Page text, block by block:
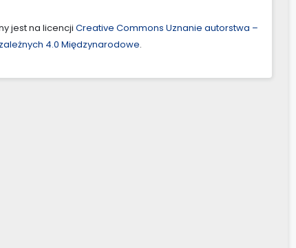
jest na licencji Creative Commons Uznanie autorstwa –
4.0 Międzynarodowe.